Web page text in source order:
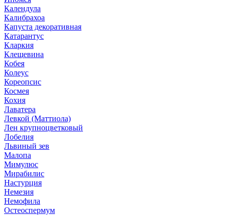
Календула
Калибрахоа
Капуста декоративная
Катарантус
Кларкия
Клещевина
Кобея
Колеус
Кореопсис
Космея
Кохия
Лаватера
Левкой (Маттиола)
Лен крупноцветковый
Лобелия
Львиный зев
Малопа
Мимулюс
Мирабилис
Настурция
Немезия
Немофила
Остеоспермум